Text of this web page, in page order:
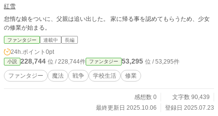
紅雪
怠惰な娘をついに、父親は追い出した。 家に帰る事を認めてもらうため、少女
の修業が始まる。
ファンタジー 連載中 長編
24h.ポイント 0pt
小説 228,744 位 / 228,744件 ファンタジー 53,295 位 / 53,295件
ファンタジー 魔法 戦争 学校生活 修業
感想数 0
文字数 90,439
最終更新日 2025.10.06
登録日 2025.07.23